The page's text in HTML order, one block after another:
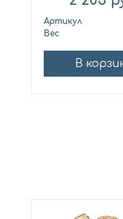
Артикул
Вес
В